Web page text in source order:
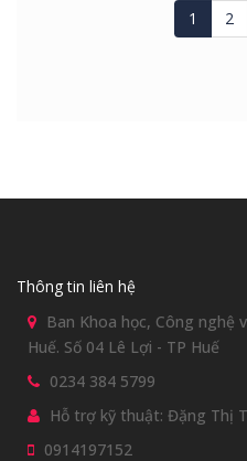
1 2
Thông tin liên hệ
Ban Khoa học, Công nghệ
Huế. Số 04 Lê Lợi - TP Huế
0234 384 5799
Hỗ trợ kỹ thuật: Đặng Thị
0914197152